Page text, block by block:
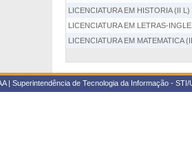
LICENCIATURA EM HISTORIA (II
LICENCIATURA EM LETRAS-
LICENCIATURA EM MATEMATICA
| Superintendência de Tecnologia da Informação -